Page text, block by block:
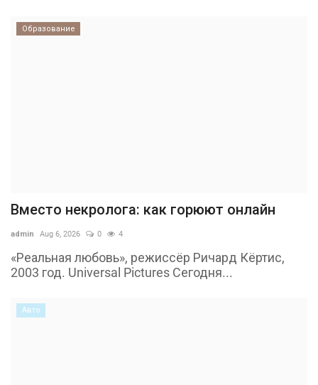
Образование
Вместо некролога: как горюют онлайн
admin Aug 6, 2026 0 4
«Реальная любовь», режиссёр Ричард Кёртис,
2003 год. Universal Pictures Сегодня...
Авто